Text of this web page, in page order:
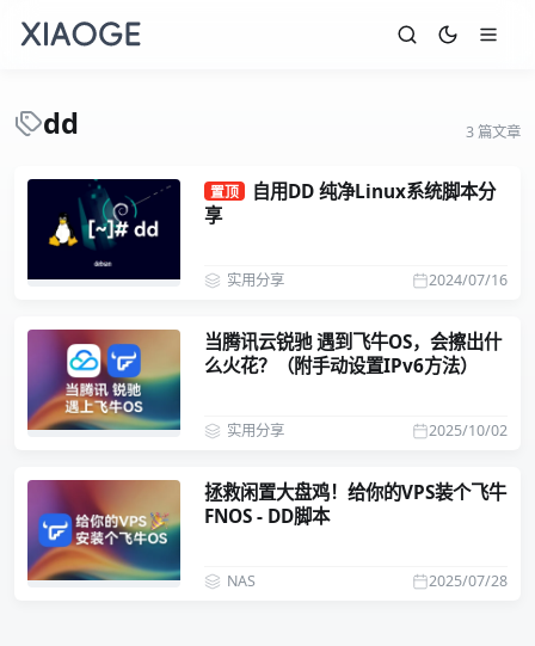
dd 3 篇文章
置顶
自用DD 纯净Linux系统脚本分
享
2024/07/16
实用分享
当腾讯云锐驰 遇到飞牛OS，会擦出什
么火花？（附手动设置IPv6方法）
2025/10/02
实用分享
拯救闲置大盘鸡！给你的VPS装个飞牛
FNOS - DD脚本
2025/07/28
NAS